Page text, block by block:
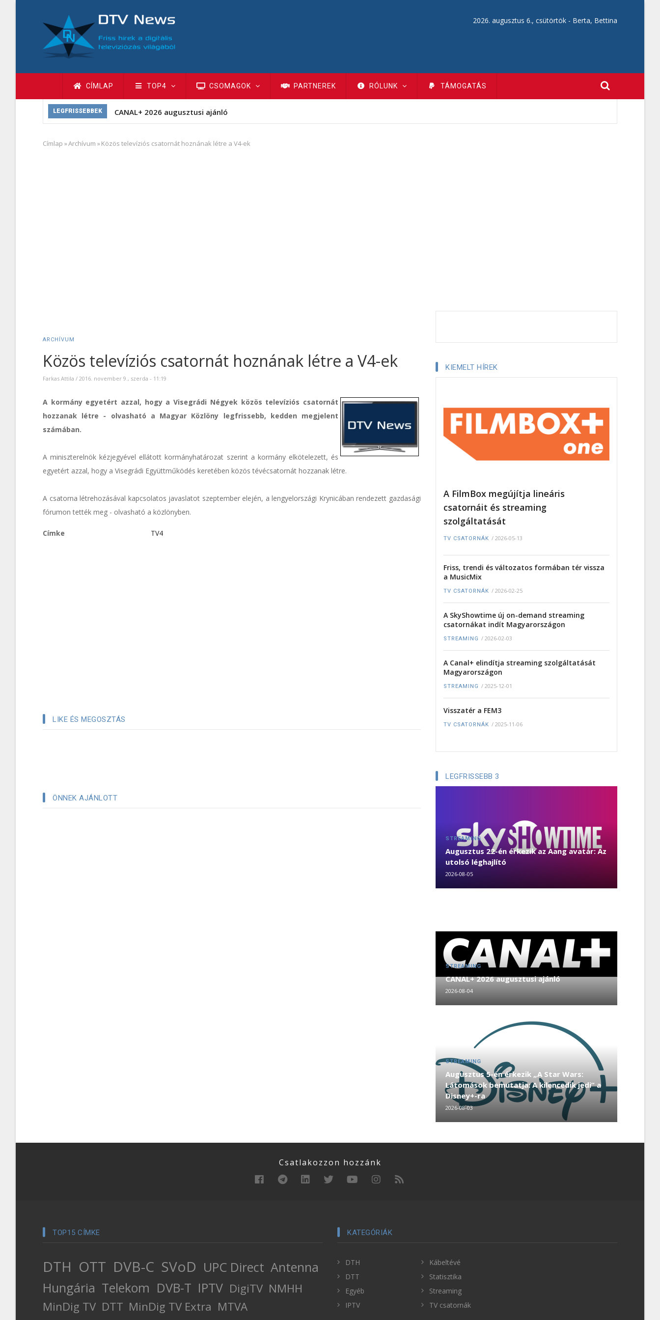
tartalomra
2026. augusztus 6., csütörtök - Berta, Bettina
Fő
navigáció
CÍMLAP TOP4 CSOMAGOK PARTNEREK RÓLUNK TÁMOGATÁS
LEGFRISSEBBEK CANAL+ 2026 augusztusi ajánló
Morzsa
Címlap »Archívum »Közös televíziós csatornát hoznának létre a V4-ek
ARCHÍVUM
Közös televíziós csatornát hoznának létre a V4-ek
Farkas Attila / 2016. november 9., szerda - 11:19
A kormány egyetért azzal, hogy a Visegrádi Négyek közös televíziós csatornát
hozzanak létre - olvasható a Magyar Közlöny legfrissebb, kedden megjelent
számában.
A miniszterelnök kézjegyével ellátott kormányhatározat szerint a kormány elkötelezett, és
egyetért azzal, hogy a Visegrádi Együttműködés keretében közös tévécsatornát hozzanak létre.
A csatorna létrehozásával kapcsolatos javaslatot szeptember elején, a lengyelországi Krynicában rendezett gazdasági
fórumon tették meg - olvasható a közlönyben.
Címke TV4
LIKE ÉS MEGOSZTÁS
ÖNNEK AJÁNLOTT
KIEMELT HÍREK
A FilmBox megújítja lineáris
csatornáit és streaming
szolgáltatását
TV CSATORNÁK / 2026-05-13
Friss, trendi és változatos formában tér vissza
a MusicMix
TV CSATORNÁK / 2026-02-25
A SkyShowtime új on-demand streaming
csatornákat indít Magyarországon
STREAMING / 2026-02-03
A Canal+ elindítja streaming szolgáltatását
Magyarországon
STREAMING / 2025-12-01
Visszatér a FEM3
TV CSATORNÁK / 2025-11-06
LEGFRISSEBB 3
STREAMING
Augusztus 22-én érkezik az Aang avatár: Az
utolsó léghajlító
2026-08-05
STREAMING
CANAL+ 2026 augusztusi ajánló
2026-08-04
STREAMING
Augusztus 5-én érkezik „A Star Wars:
Látomások bemutatja: A kilencedik jedi” a
Disney+-ra
2026-08-03
Csatlakozzon hozzánk
TOP15 CÍMKE
DTH OTT DVB-C SVoD UPC Direct Antenna
Hungária Telekom DVB-T IPTV DigiTV NMHH
MinDig TV DTT MinDig TV Extra MTVA
KATEGÓRIÁK
DTH
DTT
Egyéb
IPTV
Kábeltévé
Statisztika
Streaming
TV csatornák